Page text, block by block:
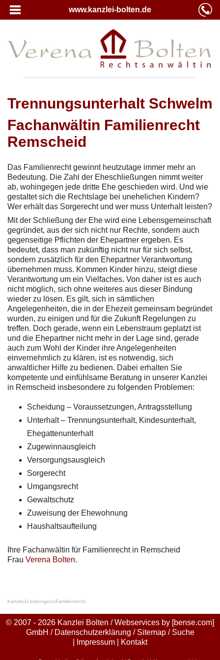
www.kanzlei-bolten.de
Trennungsunterhalt Schwelm
Fachanwältin Familienrecht
Remscheid
Das Familienrecht gewinnt heutzutage immer mehr an
Bedeutung. Die Zahl der Eheschließungen nimmt weiter
ab, wohingegen jede dritte Ehe geschieden wird. Und wie
gestaltet sich die Rechtslage bei unehelichen Kindern?
Wer erhält das Sorgerecht und wer muss Unterhalt leisten?
Mit der Schließung der Ehe wird eine Lebensgemeinschaft
gegründet, aus der sich nicht nur Rechte, sondern auch
gegenseitige Pflichten der Ehepartner ergeben. Es
bedeutet, dass man zukünftig nicht nur für sich selbst,
sondern zusätzlich für den Ehepartner Verantwortung
übernehmen muss. Kommen Kinder hinzu, steigt diese
Verantwortung um ein Vielfaches. Von daher ist es auch
nicht möglich, sich ohne weiteres aus dieser Bindung
wieder zu lösen. Es gilt, sich in sämtlichen
Angelegenheiten, die in der Ehezeit gemeinsam begründet
wurden, zu einigen und für die Zukunft Regelungen zu
treffen. Doch gerade, wenn ein Lebenstraum geplatzt ist
und die Ehepartner nicht mehr in der Lage sind, gerade
auch zum Wohl der Kinder ihre Angelegenheiten
einvernehmlich zu klären, ist es notwendig, sich
anwaltlicher Hilfe zu bedienen. Dabei erhalten Sie
kompetente und einfühlsame Beratung in unserer Kanzlei
in Remscheid insbesondere zu folgenden Problemen:
Scheidung – Voraussetzungen, Antragsstellung
Unterhalt – Trennungsunterhalt, Kindesunterhalt,
Ehegattenunterhalt
Zugewinnausgleich
Versorgungsausgleich
Sorgerecht
Umgangsrecht
Gewaltschutz
Zuweisung der Ehewohnung
Haushaltsaufteilung
Ihre Fachanwältin für Familienrecht in Remscheid
Frau Verena Bolten.
Kanzlei1 Leistungen1 Familienrecht
© 2007 - 2026 Kanzlei Bolten / Webservices by [bense.com]
GmbH / Datenschutzerklärung / Sitemap/ Suche
Impressum Kontakt